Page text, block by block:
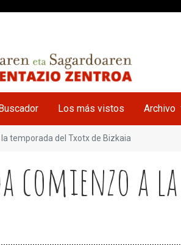
Los más vistos Archivo
temporada del Txotx de Bizkaia
comienzo a